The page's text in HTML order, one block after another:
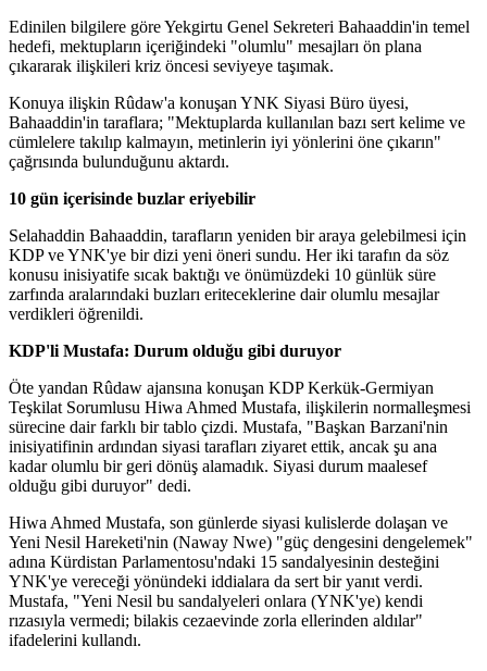
Edinilen bilgilere göre Yekgirtu Genel Sekreteri Bahaaddin'in temel
hedefi, mektupların içeriğindeki "olumlu" mesajları ön plana
çıkararak ilişkileri kriz öncesi seviyeye taşımak.
Konuya ilişkin Rûdaw'a konuşan YNK Siyasi Büro üyesi,
Bahaaddin'in taraflara; "Mektuplarda kullanılan bazı sert kelime ve
cümlelere takılıp kalmayın, metinlerin iyi yönlerini öne çıkarın"
çağrısında bulunduğunu aktardı.
10 gün içerisinde buzlar eriyebilir
Selahaddin Bahaaddin, tarafların yeniden bir araya gelebilmesi için
KDP ve YNK'ye bir dizi yeni öneri sundu. Her iki tarafın da söz
konusu inisiyatife sıcak baktığı ve önümüzdeki 10 günlük süre
zarfında aralarındaki buzları eriteceklerine dair olumlu mesajlar
verdikleri öğrenildi.
KDP'li Mustafa: Durum olduğu gibi duruyor
Öte yandan Rûdaw ajansına konuşan KDP Kerkük-Germiyan
Teşkilat Sorumlusu Hiwa Ahmed Mustafa, ilişkilerin normalleşmesi
sürecine dair farklı bir tablo çizdi. Mustafa, "Başkan Barzani'nin
inisiyatifinin ardından siyasi tarafları ziyaret ettik, ancak şu ana
kadar olumlu bir geri dönüş alamadık. Siyasi durum maalesef
olduğu gibi duruyor" dedi.
Hiwa Ahmed Mustafa, son günlerde siyasi kulislerde dolaşan ve
Yeni Nesil Hareketi'nin (Naway Nwe) "güç dengesini dengelemek"
adına Kürdistan Parlamentosu'ndaki 15 sandalyesinin desteğini
YNK'ye vereceği yönündeki iddialara da sert bir yanıt verdi.
Mustafa, "Yeni Nesil bu sandalyeleri onlara (YNK'ye) kendi
rızasıyla vermedi; bilakis cezaevinde zorla ellerinden aldılar"
ifadelerini kullandı.